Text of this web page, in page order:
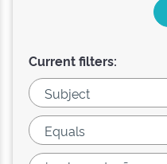
Current filters: